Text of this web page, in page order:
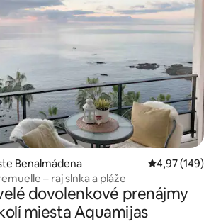
Benalmádena Priemerné
4,97 (149)
– raj slnka a pláže
dovolenkové prenájmy
miesta Aquamijas